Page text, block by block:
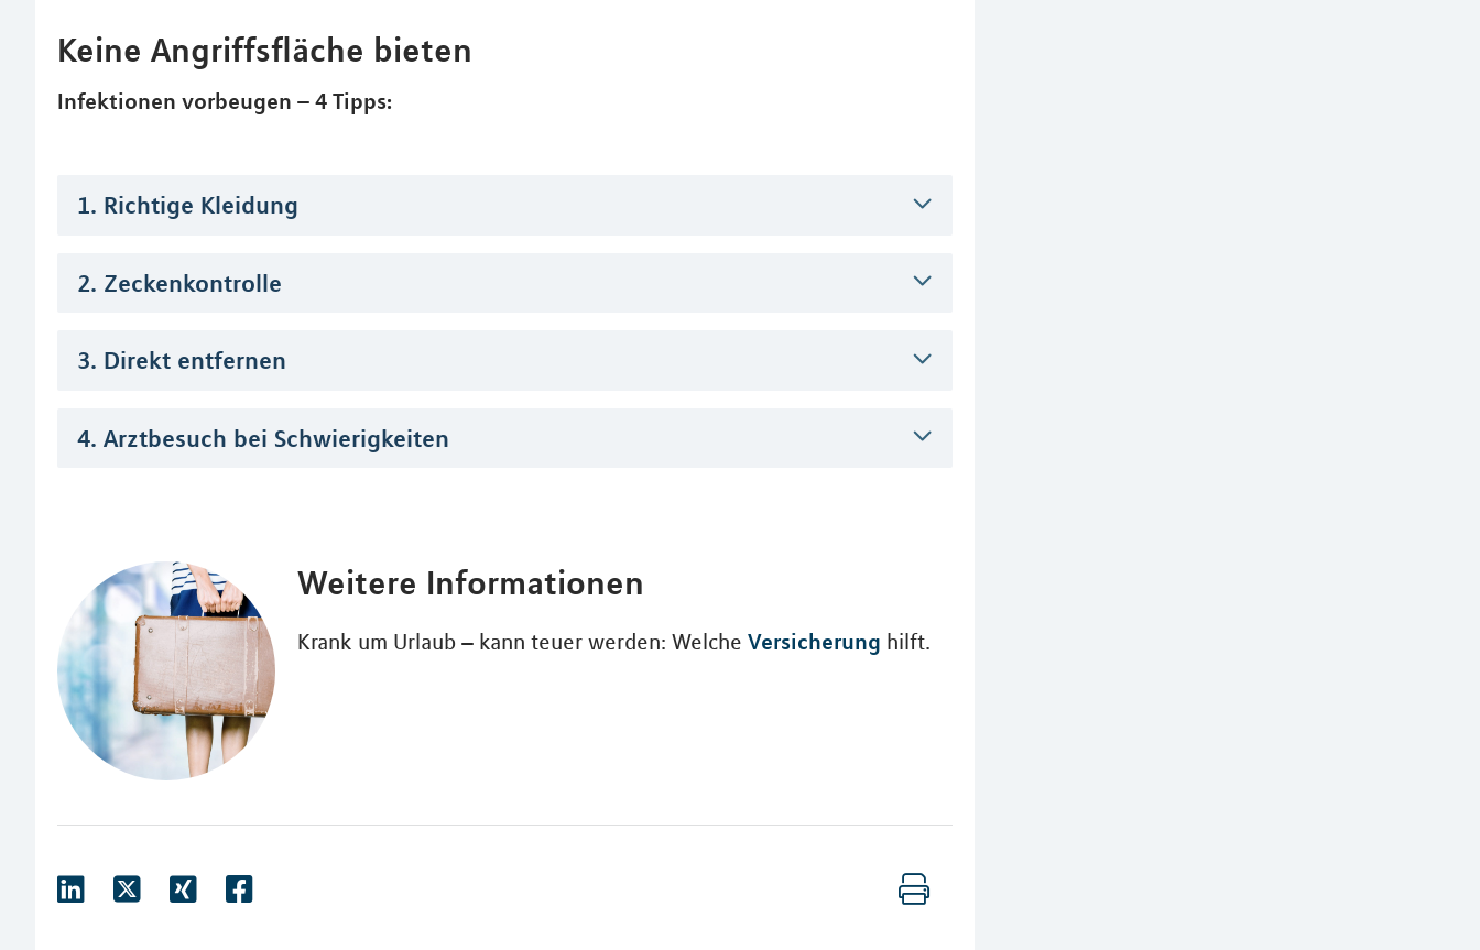
Keine Angriffsfläche bieten
Infektionen vorbeugen – 4 Tipps:
1. Richtige Kleidung
2. Zeckenkontrolle
3. Direkt entfernen
4. Arztbesuch bei Schwierigkeiten
Weitere Informationen
Krank um Urlaub – kann teuer werden: WelcheVersicherung hilft.